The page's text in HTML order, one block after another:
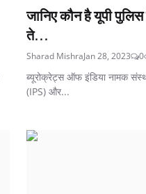
जानिए कौन है यूपी
ते...
Sharad MishraJan 28, 2023 0
ब्‍यूरोक्रेट्स ऑफ इंडिया नामक
(IPS) और...